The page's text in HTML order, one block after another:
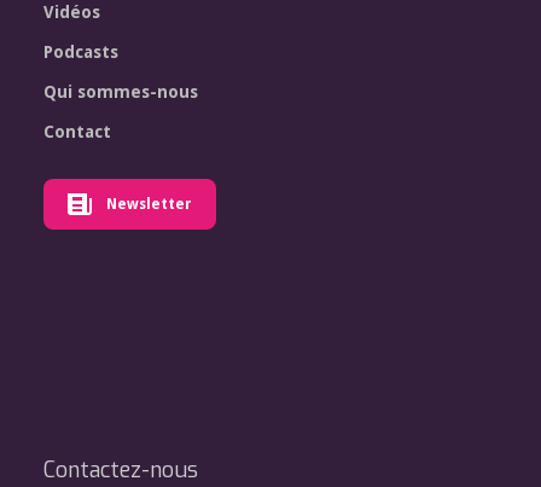
Vidéos
Podcasts
Qui sommes-nous
Contact
Newsletter
Contactez-nous